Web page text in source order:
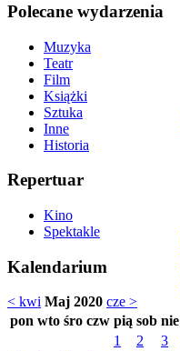
Polecane wydarzenia
Muzyka
Teatr
Film
Książki
Sztuka
Inne
Historia
Repertuar
Kino
Spektakle
Kalendarium
< kwi Maj 2020 cze >
pon wto śro czw pią sob nie
1
2
3